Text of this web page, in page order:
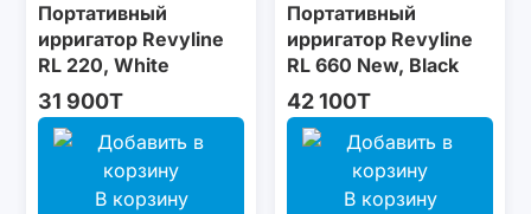
Портативный
ирригатор Revyline
RL 220, White
31 900T
В корзину
Портативный
ирригатор Revyline
RL 660 New, Black
42 100T
В корзину